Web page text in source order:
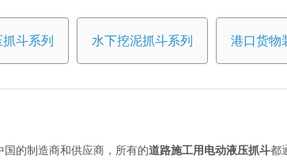
斗系列 水下挖泥抓斗系列 港口货物
国的制造商和供应商，所有的道路施工用电动液压抓斗都